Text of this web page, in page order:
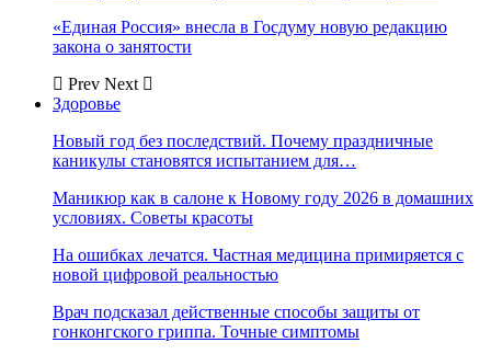
«Единая Россия» внесла в Госдуму новую редакцию
закона о занятости
Prev Next
Здоровье
Новый год без последствий. Почему праздничные
каникулы становятся испытанием для…
Маникюр как в салоне к Новому году 2026 в домашних
условиях. Советы красоты
На ошибках лечатся. Частная медицина примиряется с
новой цифровой реальностью
Врач подсказал действенные способы защиты от
гонконгского гриппа. Точные симптомы